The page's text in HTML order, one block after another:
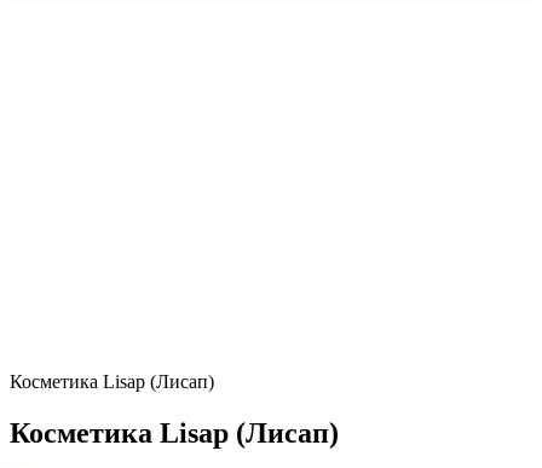
Косметика Lisap (Лисап)
Косметика Lisap (Лисап)